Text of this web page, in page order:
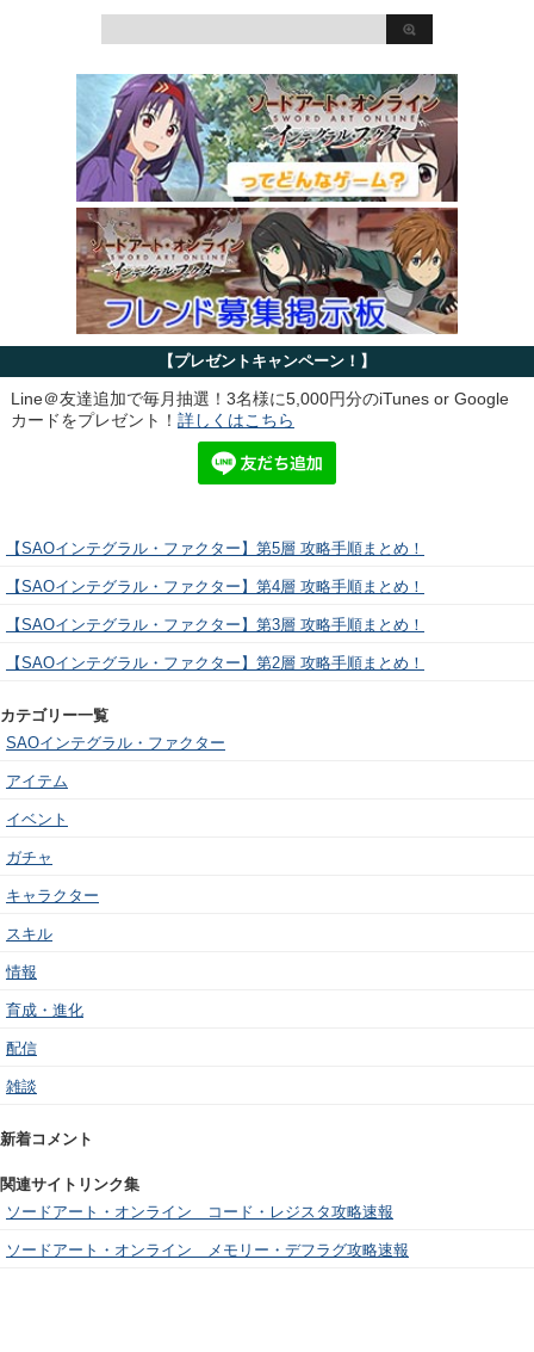
【プレゼントキャンペーン！】
Line＠友達追加で毎月抽選！3名様に5,000円分のiTunes or Google
カードをプレゼント！ 詳しくはこちら
【SAOインテグラル・ファクター】第5層 攻略手順まとめ！
【SAOインテグラル・ファクター】第4層 攻略手順まとめ！
【SAOインテグラル・ファクター】第3層 攻略手順まとめ！
【SAOインテグラル・ファクター】第2層 攻略手順まとめ！
カテゴリー一覧
SAOインテグラル・ファクター
アイテム
イベント
ガチャ
キャラクター
スキル
情報
育成・進化
配信
雑談
新着コメント
関連サイトリンク集
ソードアート・オンライン コード・レジスタ攻略速報
ソードアート・オンライン メモリー・デフラグ攻略速報